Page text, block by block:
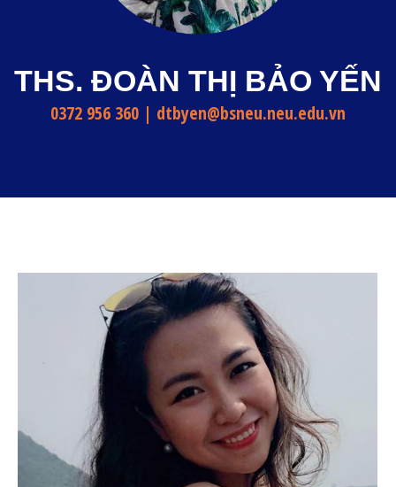
THS. ĐOÀN THỊ BẢO YẾN
0372 956 360‬‬ | dtbyen@bsneu.neu.edu.vn